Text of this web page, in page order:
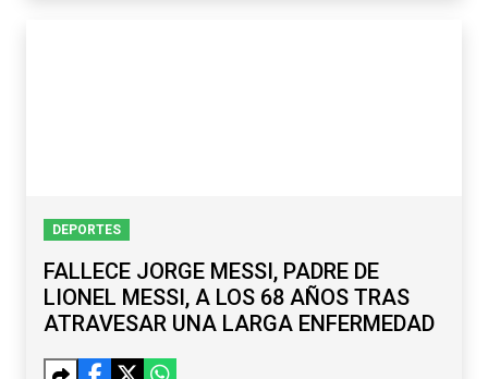
DEPORTES
FALLECE JORGE MESSI, PADRE DE
LIONEL MESSI, A LOS 68 AÑOS TRAS
ATRAVESAR UNA LARGA ENFERMEDAD